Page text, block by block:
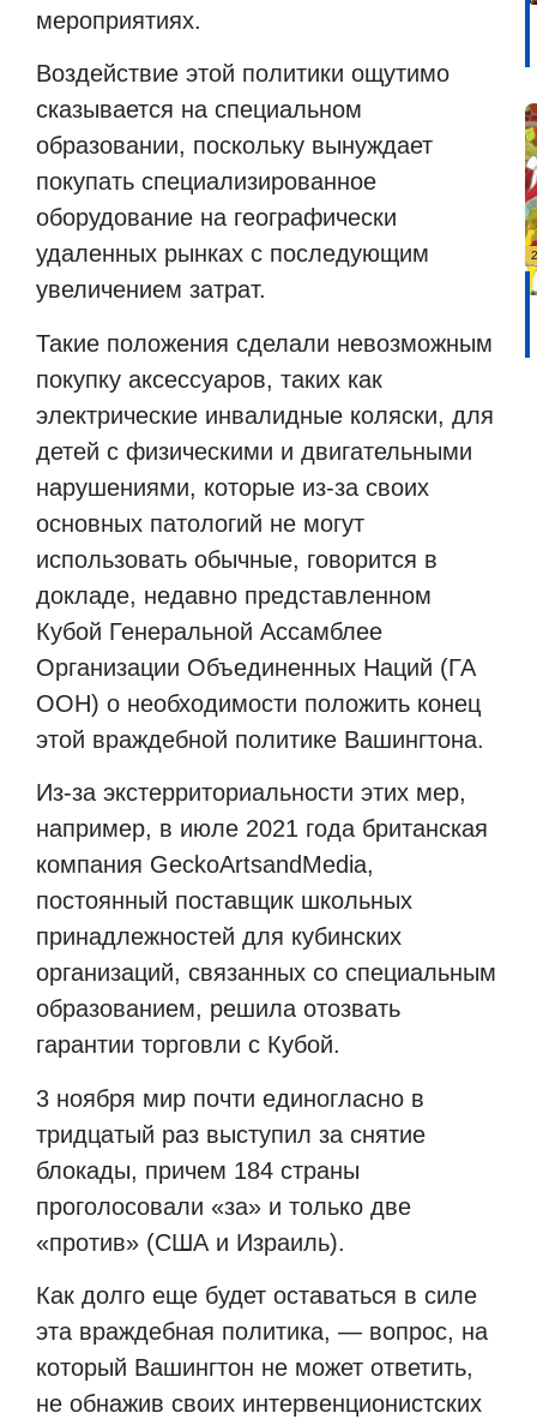
мероприятиях.
Воздействие этой политики ощутимо
сказывается на специальном
образовании, поскольку вынуждает
покупать специализированное
оборудование на географически
удаленных рынках с последующим
увеличением затрат.
Такие положения сделали невозможным
покупку аксессуаров, таких как
электрические инвалидные коляски, для
детей с физическими и двигательными
нарушениями, которые из-за своих
основных патологий не могут
использовать обычные, говорится в
докладе, недавно представленном
Кубой Генеральной Ассамблее
Организации Объединенных Наций (ГА
ООН) о необходимости положить конец
этой враждебной политике Вашингтона.
Из-за экстерриториальности этих мер,
например, в июле 2021 года британская
компания GeckoArtsandMedia,
постоянный поставщик школьных
принадлежностей для кубинских
организаций, связанных со специальным
образованием, решила отозвать
гарантии торговли с Кубой.
3 ноября мир почти единогласно в
тридцатый раз выступил за снятие
блокады, причем 184 страны
проголосовали «за» и только две
«против» (США и Израиль).
Как долго еще будет оставаться в силе
эта враждебная политика, — вопрос, на
который Вашингтон не может ответить,
не обнажив своих интервенционистских